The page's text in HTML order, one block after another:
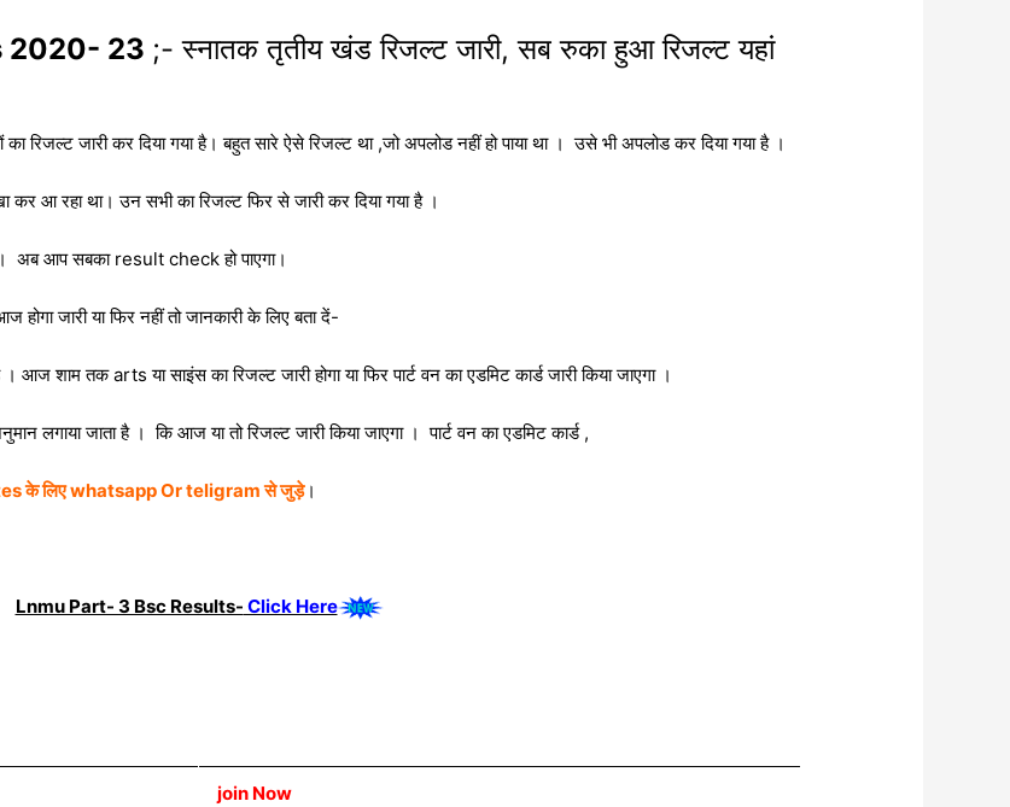
2020- 23 ;- स्नातक तृतीय खंड रिजल्ट जारी, सब रुका हुआ रिजल्ट यहां
का रिजल्ट जारी कर दिया गया है। बहुत सारे ऐसे रिजल्ट था ,जो अपलोड नहीं हो पाया था । उसे भी अपलोड कर दिया गया है ।
कर आ रहा था। उन सभी का रिजल्ट फिर से जारी कर दिया गया है ।
अब आप सबका result check हो पाएगा।
जारी या फिर नहीं तो जानकारी के लिए बता दें-
शाम तक arts या साइंस का रिजल्ट जारी होगा या फिर पार्ट वन का एडमिट कार्ड जारी किया जाएगा ।
लगाया जाता है । कि आज या तो रिजल्ट जारी किया जाएगा । पार्ट वन का एडमिट कार्ड ,
के लिए whatsapp Or teligram से जुड़े।
Lnmu Part- 3 Bsc Results- Click Here
join Now